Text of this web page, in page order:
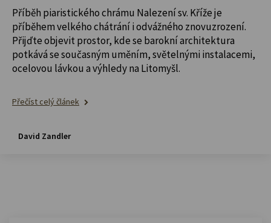
Příběh piaristického chrámu Nalezení sv. Kříže je
příběhem velkého chátrání i odvážného znovuzrození.
Přijďte objevit prostor, kde se barokní architektura
potkává se současným uměním, světelnými instalacemi,
ocelovou lávkou a výhledy na Litomyšl.
Přečíst celý článek
David Zandler